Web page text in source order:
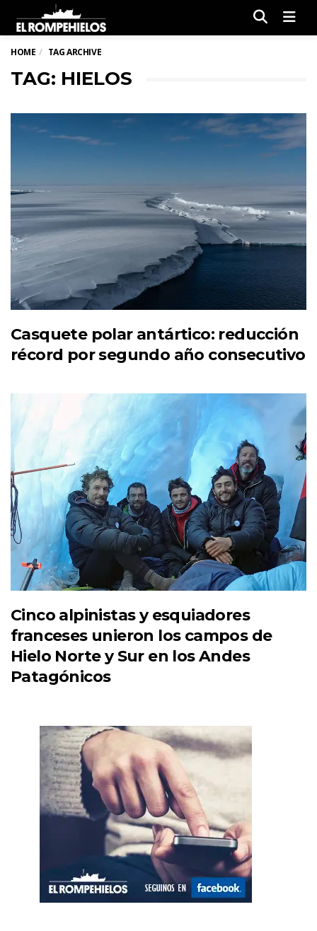
HOME TAG ARCHIVE
TAG: HIELOS
Casquete polar antártico: reducción
récord por segundo año consecutivo
Cinco alpinistas y esquiadores
franceses unieron los campos de
Hielo Norte y Sur en los Andes
Patagónicos